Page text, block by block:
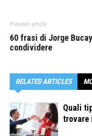
Previous article
60 frasi di Jorge
condividere
RELATED ARTICLES
Quali
trovare